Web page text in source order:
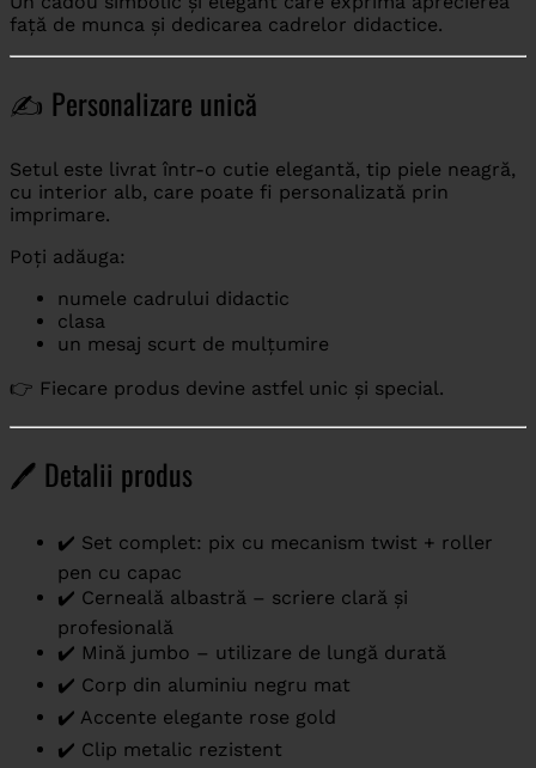
față de munca și dedicarea cadrelor didactice.
✍️ Personalizare unică
Setul este livrat într-o cutie elegantă, tip piele neagră,
cu interior alb, care poate fi personalizată prin
imprimare.
Poți adăuga:
numele cadrului didactic
clasa
un mesaj scurt de mulțumire
👉 Fiecare produs devine astfel unic și special.
🖊️ Detalii produs
✔️ Set complet: pix cu mecanism twist + roller
pen cu capac
✔️ Cerneală albastră – scriere clară și
profesională
✔️ Mină jumbo – utilizare de lungă durată
✔️ Corp din aluminiu negru mat
✔️ Accente elegante rose gold
✔️ Clip metalic rezistent